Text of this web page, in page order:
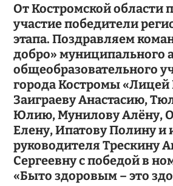
От Костромской области
участие победители
этапа. Поздравляем
добро» муниципального
общеобразовательного
города Костромы
Заиграеву Анастасию,
Юлию, Мунилову Алёну,
Елену, Ипатову Полину и
руководителя Трескину
Сергеевну с победой в
«Быто здоровым – это